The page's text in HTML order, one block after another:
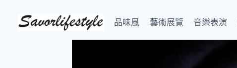
品味風 藝術展覽 音樂表演